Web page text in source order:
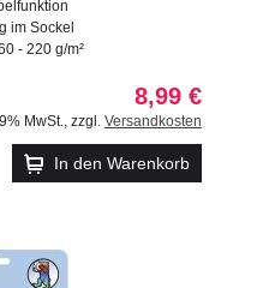
im Sockel
- 220 g/m²
8,99 €
MwSt. zzgl. Versandkosten
In den Warenkorb